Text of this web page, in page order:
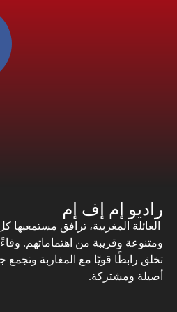
راديو إم إف إم
العائلة المغربية، ترافق
ومتنوعة وقريبة من اهتماماتهم. وفاءً
تخلق رابطًا قويًا مع المغاربة
أصيلة ومشتركة.